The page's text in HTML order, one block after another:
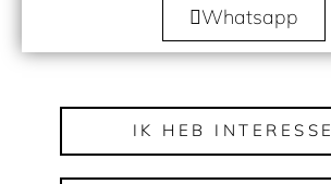
Whatsapp
IK HEB INTERESSE